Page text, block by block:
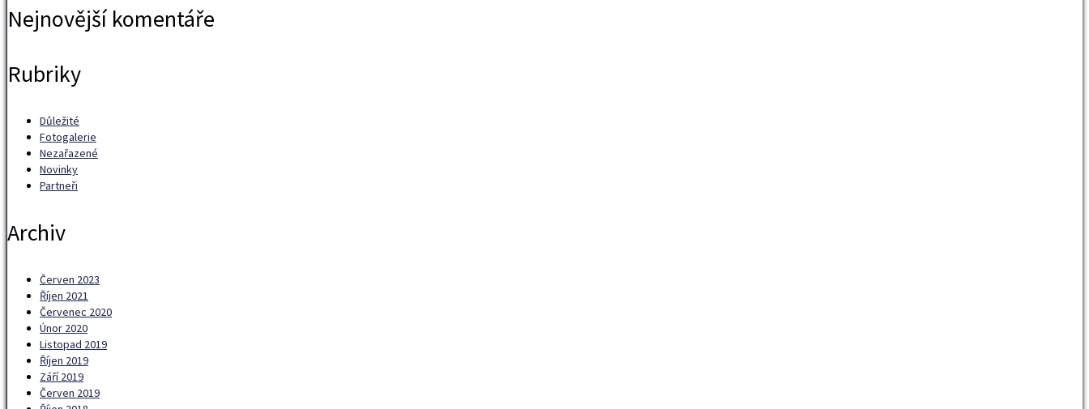
Nejnovější komentáře
Rubriky
Důležité
Fotogalerie
Nezařazené
Novinky
Partneři
Archiv
Červen 2023
Říjen 2021
Červenec 2020
Únor 2020
Listopad 2019
Říjen 2019
Září 2019
Červen 2019